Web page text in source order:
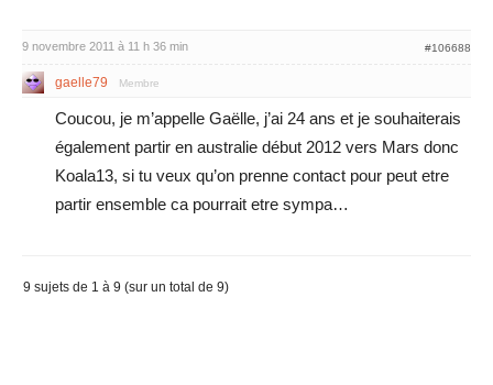
9 novembre 2011 à 11 h 36 min #106688
gaelle79 Membre
Coucou, je m’appelle Gaëlle, j’ai 24 ans et je souhaiterais
également partir en australie début 2012 vers Mars donc
Koala13, si tu veux qu’on prenne contact pour peut etre
partir ensemble ca pourrait etre sympa…
9 sujets de 1 à 9 (sur un total de 9)